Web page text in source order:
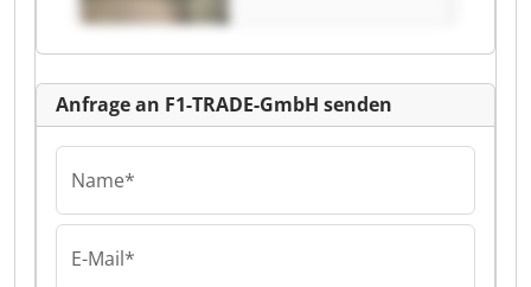
Anfrage an F1-TRADE-GmbH senden
Name*
E-Mail*